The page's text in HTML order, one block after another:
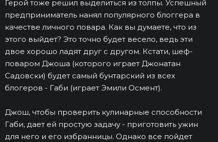
Герой тоже решил выделиться из толпы. Успешный
предприниматель нанял популярного блоггера в
качестве личного повара. Как вы думаете, что из
этого выйдет? Это точно будет весело, ведь эти
двое хорошо ладят друг с другом. Кстати, шеф-
поваром Джоша (которого играет Джонатан
Садовски) будет самый бунтарский из всех
блогеров - Габи (играет Эмили Осмент).
Джош, чтобы проверить кулинарные способности
Габи, дает ей простую задачу - приготовить ужин
для него и его избранницы. Однако все пойдет